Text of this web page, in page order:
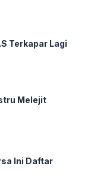
Terkapar Lagi
Melejit
Ini Daftar